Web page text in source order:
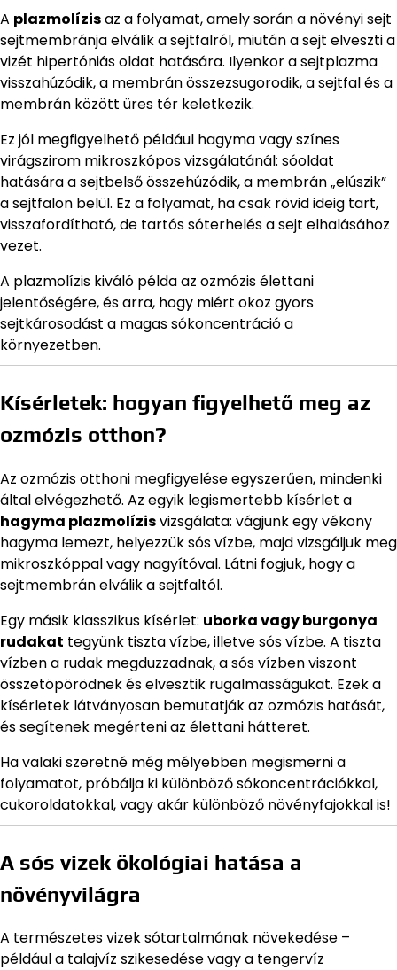
A plazmolízisaz a folyamat, amely során a növényi sejt
sejtmembránja elválik a sejtfalról, miután a sejt elveszti a
vizét hipertóniás oldat hatására. Ilyenkor a sejtplazma
visszahúzódik, a membrán összezsugorodik, a sejtfal és a
membrán között üres tér keletkezik.
Ez jól megfigyelhető például hagyma vagy színes
virágszirom mikroszkópos vizsgálatánál: sóoldat
hatására a sejtbelső összehúzódik, a membrán „elúszik”
a sejtfalon belül. Ez a folyamat, ha csak rövid ideig tart,
visszafordítható, de tartós sóterhelés a sejt elhalásához
vezet.
A plazmolízis kiváló példa az ozmózis élettani
jelentőségére, és arra, hogy miért okoz gyors
sejtkárosodást a magas sókoncentráció a
környezetben.
Kísérletek: hogyan figyelhető meg az
ozmózis otthon?
Az ozmózis otthoni megfigyelése egyszerűen, mindenki
által elvégezhető. Az egyik legismertebb kísérlet a
hagyma plazmolízisvizsgálata: vágjunk egy vékony
hagyma lemezt, helyezzük sós vízbe, majd vizsgáljuk meg
mikroszkóppal vagy nagyítóval. Látni fogjuk, hogy a
sejtmembrán elválik a sejtfaltól.
Egy másik klasszikus kísérlet: uborka vagy burgonya
rudakat tegyünk tiszta vízbe, illetve sós vízbe. A tiszta
vízben a rudak megduzzadnak, a sós vízben viszont
összetöpörödnek és elvesztik rugalmasságukat. Ezek a
kísérletek látványosan bemutatják az ozmózis hatását,
és segítenek megérteni az élettani hátteret.
Ha valaki szeretné még mélyebben megismerni a
folyamatot, próbálja ki különböző sókoncentrációkkal,
cukoroldatokkal, vagy akár különböző növényfajokkal is!
A sós vizek ökológiai hatása a
növényvilágra
A természetes vizek sótartalmának növekedése –
például a talajvíz szikesedése vagy a tengervíz